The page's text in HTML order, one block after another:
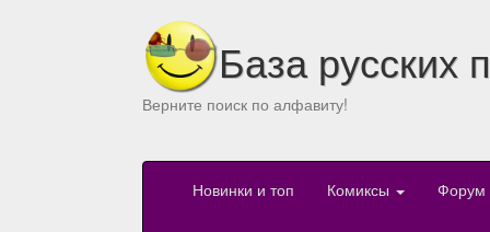
База русских
Верните поиск по алфавиту!
Новинки и топ Комиксы Форум